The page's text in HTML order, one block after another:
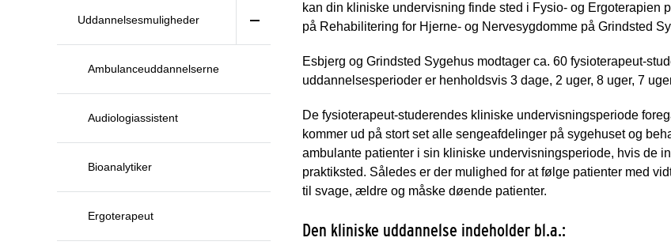
Uddannelsesmuligheder
Ambulanceuddannelserne
Audiologiassistent
Bioanalytiker
Ergoterapeut
kan din kliniske undervisning finde sted i Fysio- og Ergoterapien
på Rehabilitering for Hjerne- og Nervesygdomme på Grindsted
Esbjerg og Grindsted Sygehus modtager ca. 60 fysioterapeut-
uddannelsesperioder er henholdsvis 3 dage, 2 uger, 8 uger, 7
De fysioterapeut-studerendes kliniske undervisningsperiode
kommer ud på stort set alle sengeafdelinger på sygehuset og
ambulante patienter i sin kliniske undervisningsperiode, hvis de
praktiksted. Således er der mulighed for at følge patienter med
til svage, ældre og måske døende patienter.
Den kliniske uddannelse indeholder bl.a.: